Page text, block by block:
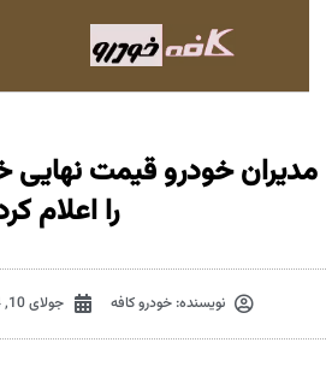
را اعلام کرد
نویسنده:خودرو کافه جولای 10, 2024